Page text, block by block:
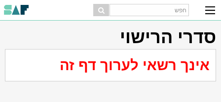
סדרי הרישוי
אינך רשאי לערוך דף זה